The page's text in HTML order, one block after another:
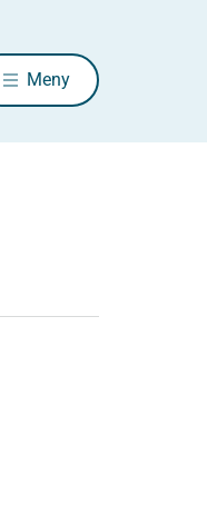
Meny